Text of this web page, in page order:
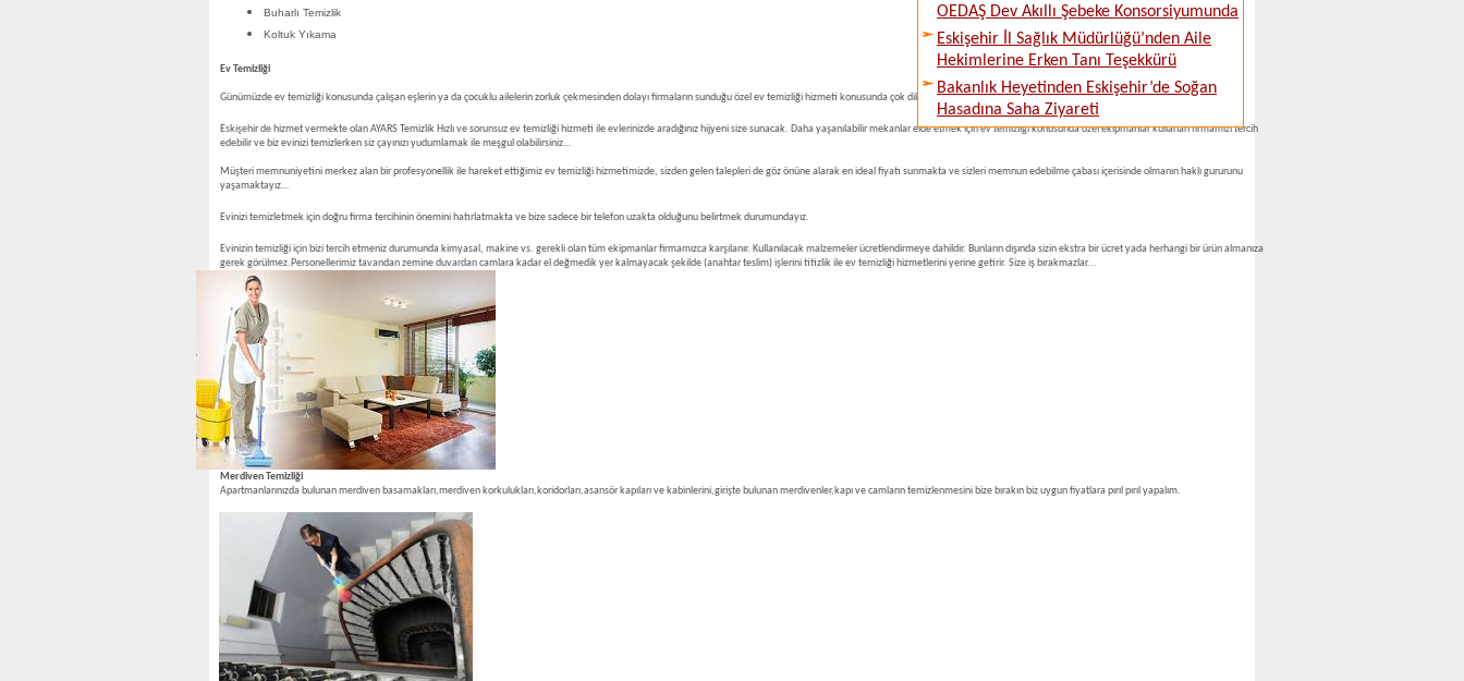
Buharlı Temizlik
Koltuk Yıkama
Ev Temizliği
Günümüzde ev temizliği konusunda çalışan eşlerin ya da çocuklu ailelerin zorluk çekmesinden dolayı firmaların sunduğu özel ev temizliği hizmeti konusunda çok dikkatli titiz ve duyarlı davranmaktayız.
Eskişehir de hizmet vermekte olan AYARS Temizlik Hızlı ve sorunsuz ev temizliği hizmeti ile evlerinizde aradığınız hijyeni size sunacak. Daha yaşanılabilir mekanlar elde etmek için ev temizliği konusunda özel ekipmanlar kullanan firmamızı tercih
edebilir ve biz evinizi temizlerken siz çayınızı yudumlamak ile meşgul olabilirsiniz…
Müşteri memnuniyetini merkez alan bir profesyonellik ile hareket ettiğimiz ev temizliği hizmetimizde, sizden gelen talepleri de göz önüne alarak en ideal fiyatı sunmakta ve sizleri memnun edebilme çabası içerisinde olmanın haklı gururunu
yaşamaktayız…
Evinizi temizletmek için doğru firma tercihinin önemini hatırlatmakta ve bize sadece bir telefon uzakta olduğunu belirtmek durumundayız.
Evinizin temizliği için bizi tercih etmeniz durumunda kimyasal, makine vs. gerekli olan tüm ekipmanlar firmamızca karşılanır. Kullanılacak malzemeler ücretlendirmeye dahildir. Bunların dışında sizin ekstra bir ücret yada herhangi bir ürün almanıza
gerek görülmez.Personellerimiz tavandan zemine duvardan camlara kadar el değmedik yer kalmayacak şekilde (anahtar teslim) işlerini titizlik ile ev temizliği hizmetlerini yerine getirir. Size iş bırakmazlar...
Merdiven Temizliği
Apartmanlarınızda bulunan merdiven basamakları,merdiven korkulukları,koridorları,asansör kapıları ve kabinlerini,girişte bulunan merdivenler,kapı ve camların temizlenmesini bize bırakın biz uygun fiyatlara pırıl pırıl yapalım.
OEDAŞ Dev Akıllı Şebeke Konsorsiyumunda
Eskişehir İl Sağlık Müdürlüğü’nden Aile
Hekimlerine Erken Tanı Teşekkürü
Bakanlık Heyetinden Eskişehir’de Soğan
Hasadına Saha Ziyareti